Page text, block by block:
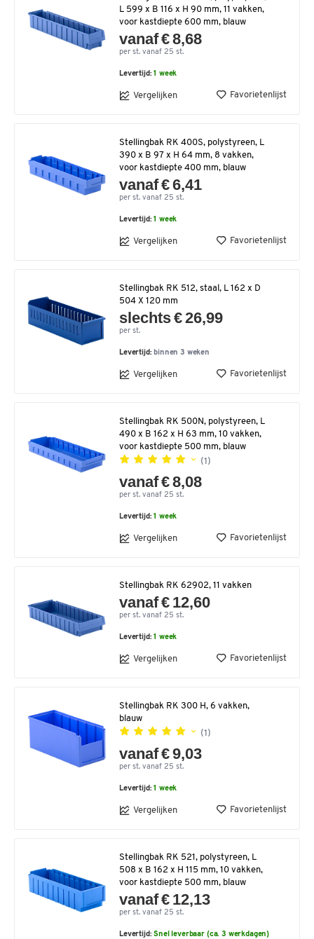
L 599 x B 116 x H 90 mm, 11 vakken,
voor kastdiepte 600 mm, blauw
vanaf € 8,68
per st. vanaf 25 st.
Levertijd:1 week
Vergelijken Favorietenlijst
Stellingbak RK 400S, polystyreen, L
390 x B 97 x H 64 mm, 8 vakken,
voor kastdiepte 400 mm, blauw
vanaf € 6,41
per st. vanaf 25 st.
Levertijd:1 week
Vergelijken Favorietenlijst
Stellingbak RK 512, staal, L 162 x D
504 X 120 mm
slechts € 26,99
per st.
Levertijd: binnen 3 weken
Vergelijken Favorietenlijst
Stellingbak RK 500N, polystyreen, L
490 x B 162 x H 63 mm, 10 vakken,
voor kastdiepte 500 mm, blauw
(1)
vanaf € 8,08
per st. vanaf 25 st.
Levertijd:1 week
Vergelijken Favorietenlijst
Stellingbak RK 62902, 11 vakken
vanaf € 12,60
per st. vanaf 25 st.
Levertijd:1 week
Vergelijken Favorietenlijst
Stellingbak RK 300 H, 6 vakken,
blauw
(1)
vanaf € 9,03
per st. vanaf 25 st.
Levertijd:1 week
Vergelijken Favorietenlijst
Stellingbak RK 521, polystyreen, L
508 x B 162 x H 115 mm, 10 vakken,
voor kastdiepte 500 mm, blauw
vanaf € 12,13
per st. vanaf 25 st.
Levertijd:Snel leverbaar (ca. 3 werkdagen)